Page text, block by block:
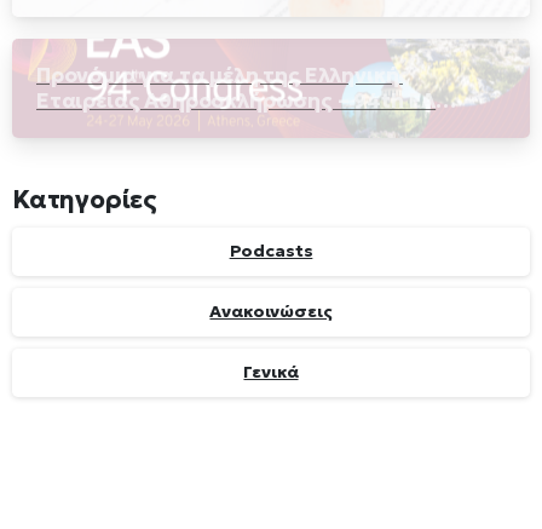
Προνόμια για τα μέλη της Ελληνικής
Εταιρείας Αθηροσκλήρωσης – 94th EAS
Κατηγορίες
Podcasts
Ανακοινώσεις
Γενικά